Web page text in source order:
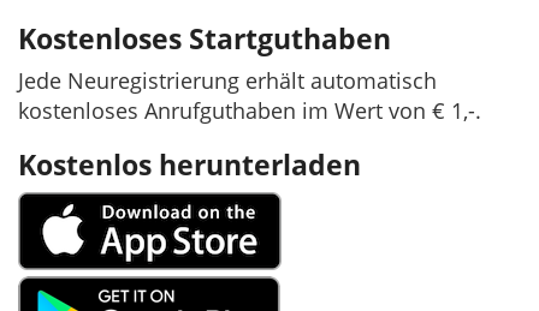
Kostenloses Startguthaben
Jede Neuregistrierung erhält automatisch
kostenloses Anrufguthaben im Wert von € 1,-.
Kostenlos herunterladen